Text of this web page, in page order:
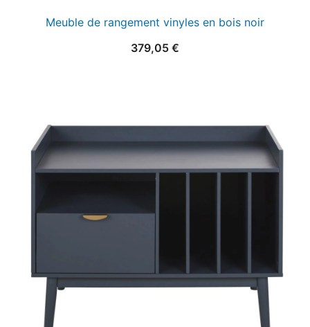
Meuble de rangement vinyles en bois noir
379,05 €